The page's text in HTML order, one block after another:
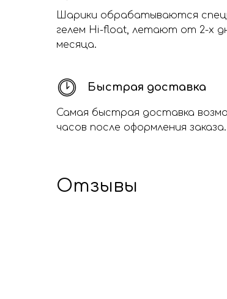
Шарики обрабатываются
гелем Hi-float, летают от 2-х
месяца.
Быстрая доставка
Самая быстрая доставка
часов после оформления заказа.
Отзывы